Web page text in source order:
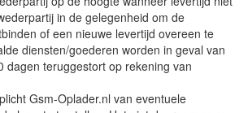
in de gelegenheid om de
of een nieuwe levertijd overeen te
diensten/goederen worden in geval van
dagen teruggestort op rekening van
Gsm-Oplader.nl van eventuele